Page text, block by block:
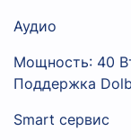
Аудио
Мощность: 40
Поддержка
Smart сервис